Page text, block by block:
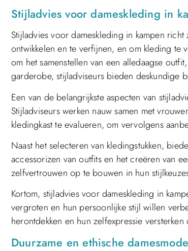
Stijladvies voor dameskleding in
Stijladvies voor dameskleding in kampen
ontwikkelen en te verfijnen, en om kleding te
om het samenstellen van een alledaagse
garderobe, stijladviseurs bieden deskundige
Een van de belangrijkste aspecten van
Stijladviseurs werken nauw samen met
kledingkast te evalueren, om vervolgens
Naast het selecteren van kledingstukken,
accessorizen van outfits en het creëren van
zelfvertrouwen op te bouwen in hun
Kortom, stijladvies voor dameskleding in
vergroten en hun persoonlijke stijl willen
herontdekken en hun zelfexpressie
Duurzame en ethische